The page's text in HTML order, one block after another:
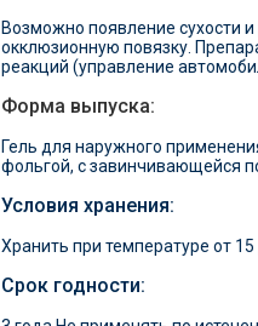
Возможно появление сухости
окклюзионную повязку.
реакций (управление
Форма выпуска:
Гель для наружного
фольгой, с завинчивающейся
Условия хранения:
Хранить при температуре от
Срок годности: